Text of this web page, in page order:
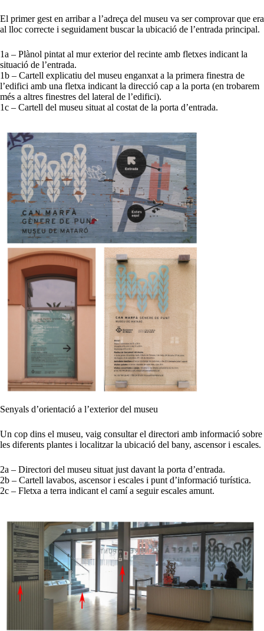
El primer gest en arribar a l’adreça del museu va ser comprovar que era
al lloc correcte i seguidament buscar la ubicació de l’entrada principal.
1a – Plànol pintat al mur exterior del recinte amb fletxes indicant la
situació de l’entrada.
1b – Cartell explicatiu del museu enganxat a la primera finestra de
l’edifici amb una fletxa indicant la direcció cap a la porta (en trobarem
més a altres finestres del lateral de l’edifici).
1c – Cartell del museu situat al costat de la porta d’entrada.
Senyals d’orientació a l’exterior del museu
Un cop dins el museu, vaig consultar el directori amb informació sobre
les diferents plantes i localitzar la ubicació del bany, ascensor i escales.
2a – Directori del museu situat just davant la porta d’entrada.
2b – Cartell lavabos, ascensor i escales i punt d’informació turística.
2c – Fletxa a terra indicant el camí a seguir escales amunt.